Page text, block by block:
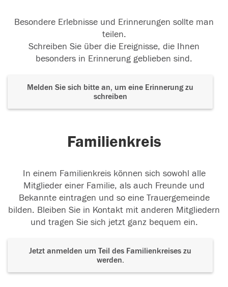
Besondere Erlebnisse und Erinnerungen sollte man
teilen.
Schreiben Sie über die Ereignisse, die Ihnen
besonders in Erinnerung geblieben sind.
Melden Sie sich bitte an, um eine Erinnerung zu
schreiben
Familienkreis
In einem Familienkreis können sich sowohl alle
Mitglieder einer Familie, als auch Freunde und
Bekannte eintragen und so eine Trauergemeinde
bilden. Bleiben Sie in Kontakt mit anderen Mitgliedern
und tragen Sie sich jetzt ganz bequem ein.
Jetzt anmelden um Teil des Familienkreises zu
werden.